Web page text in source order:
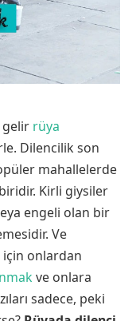
gelir rüya
Dilencilik son
mahallelerde
Kirli giysiler
engeli olan bir
Ve
için onlardan
ve onlara
sadece, peki